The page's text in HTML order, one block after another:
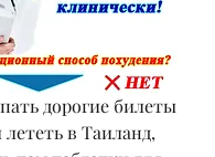
дорогие билеты
в Таиланд,